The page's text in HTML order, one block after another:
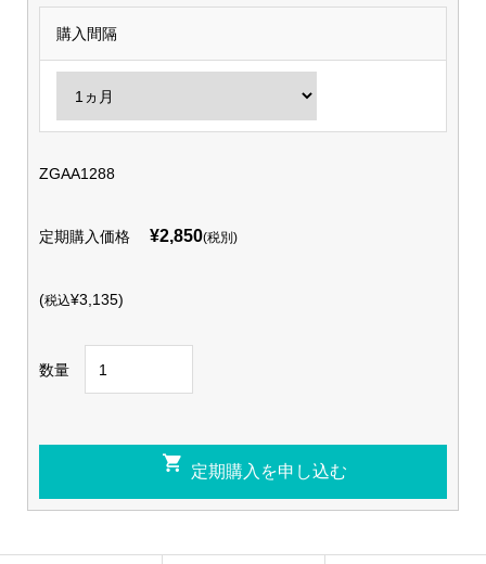
購入間隔
ZGAA1288
定期購入価格 ¥2,850(税別)
(税込¥3,135)
数量